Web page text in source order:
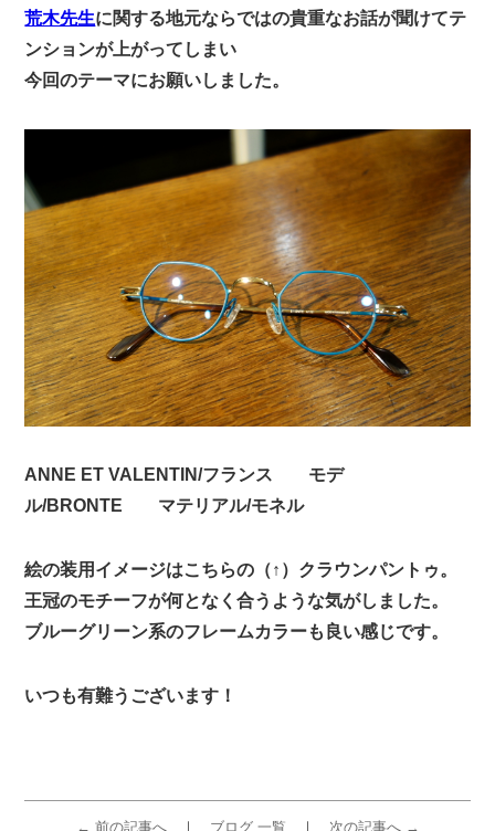
荒木先生に関する地元ならではの貴重なお話が聞けてテ
ンションが上がってしまい
今回のテーマにお願いしました。
ANNE ET VALENTIN/フランス モデ
ル/BRONTE マテリアル/モネル
絵の装用イメージはこちらの（↑）クラウンパントゥ。
王冠のモチーフが何となく合うような気がしました。
ブルーグリーン系のフレームカラーも良い感じです。
いつも有難うございます！
← 前の記事へ ブログ 一覧 次の記事へ →